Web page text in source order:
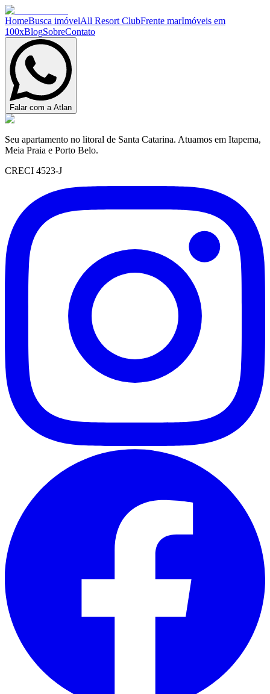
HomeBusca imóvelAll Resort ClubFrente marImóveis em
100xBlogSobreContato
Falar com a Atlan
Seu apartamento no litoral de Santa Catarina. Atuamos em Itapema,
Meia Praia e Porto Belo.
CRECI 4523-J